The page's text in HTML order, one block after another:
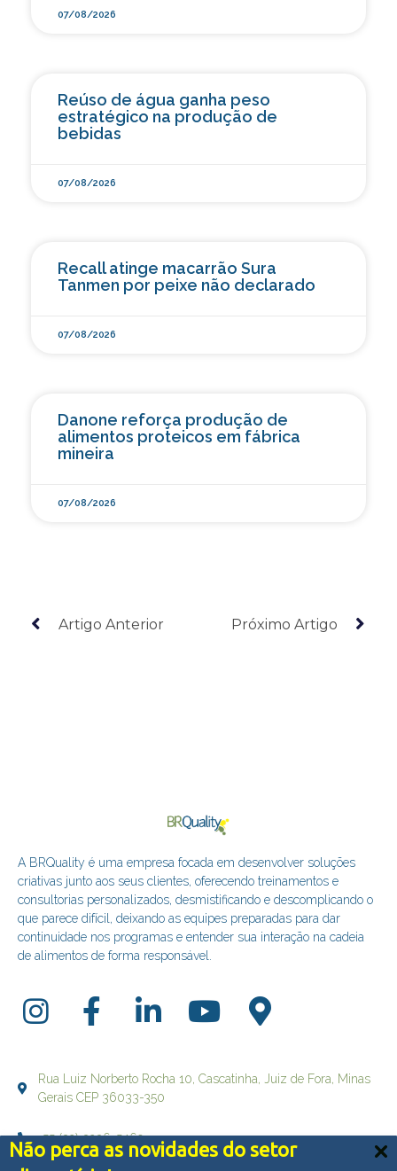
Não perca as novidades do setor
07/08/2026
Reúso de água ganha peso
estratégico na produção de
bebidas
07/08/2026
Recall atinge macarrão Sura
Tanmen por peixe não declarado
07/08/2026
Danone reforça produção de
alimentos proteicos em fábrica
mineira
07/08/2026
Artigo Anterior Próximo Artigo
A BRQuality é uma empresa focada em desenvolver soluções
criativas junto aos seus clientes, oferecendo treinamentos e
consultorias personalizados, desmistificando e descomplicando o
que parece difícil, deixando as equipes preparadas para dar
continuidade nos programas e entender sua interação na cadeia
de alimentos de forma responsável.
Rua Luiz Norberto Rocha 10, Cascatinha, Juiz de Fora, Minas
Gerais CEP 36033-350
+55 (32) 3236-5469